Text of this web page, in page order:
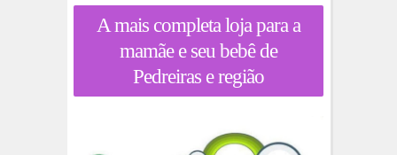
A mais completa loja para a
mamãe e seu bebê de
Pedreiras e região